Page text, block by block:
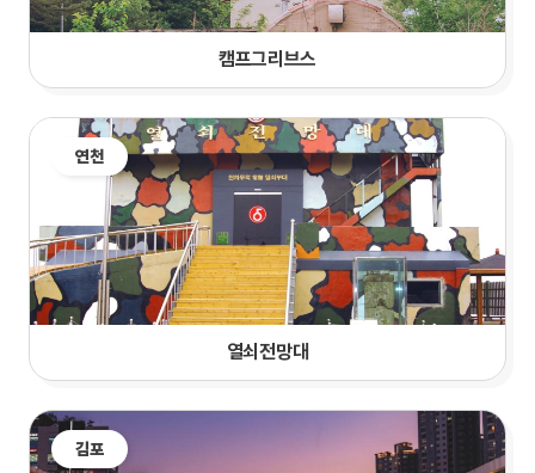
캠프그리브스
연천
열쇠전망대
김포